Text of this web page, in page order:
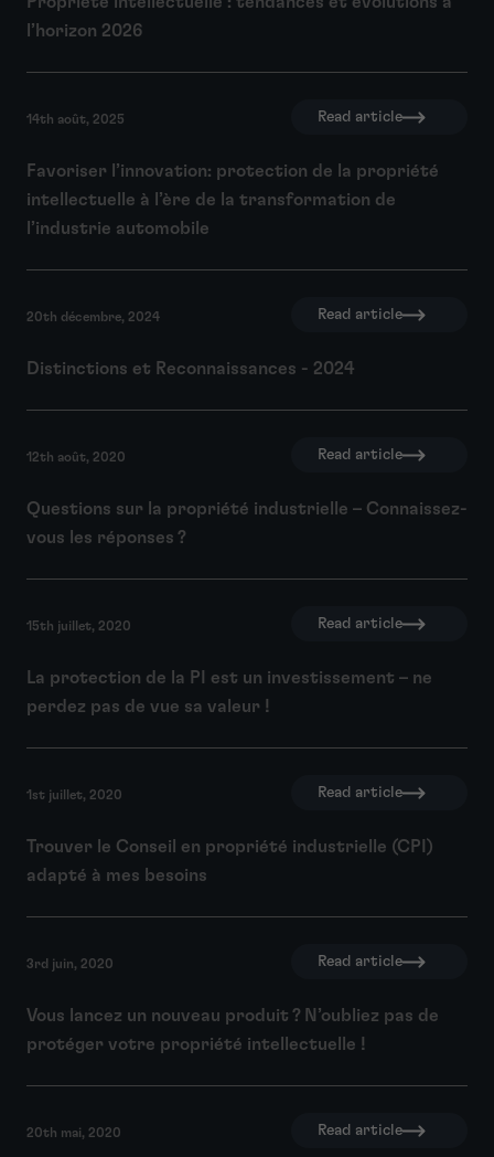
l’horizon 2026
14th août, 2025 Read article
Favoriser l’innovation: protection de la propriété
intellectuelle à l’ère de la transformation de
l’industrie automobile
20th décembre, 2024 Read article
Distinctions et Reconnaissances - 2024
12th août, 2020 Read article
Questions sur la propriété industrielle – Connaissez-
vous les réponses ?
15th juillet, 2020 Read article
La protection de la PI est un investissement – ne
perdez pas de vue sa valeur !
1st juillet, 2020 Read article
Trouver le Conseil en propriété industrielle (CPI)
adapté à mes besoins
3rd juin, 2020 Read article
Vous lancez un nouveau produit ? N’oubliez pas de
protéger votre propriété intellectuelle !
20th mai, 2020 Read article